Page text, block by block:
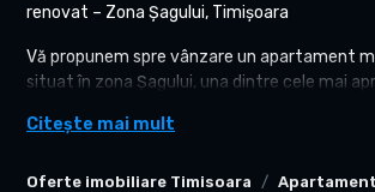
Oferte imobiliare Timisoara
renovat – Zona Șagului, Timișoara
Vă propunem spre vânzare un apartament
situat în zona Șagului, una dintre cele mai
Gimnaziale Nr. 2.
Suprafață utilă: 55 mp
Citește mai mult